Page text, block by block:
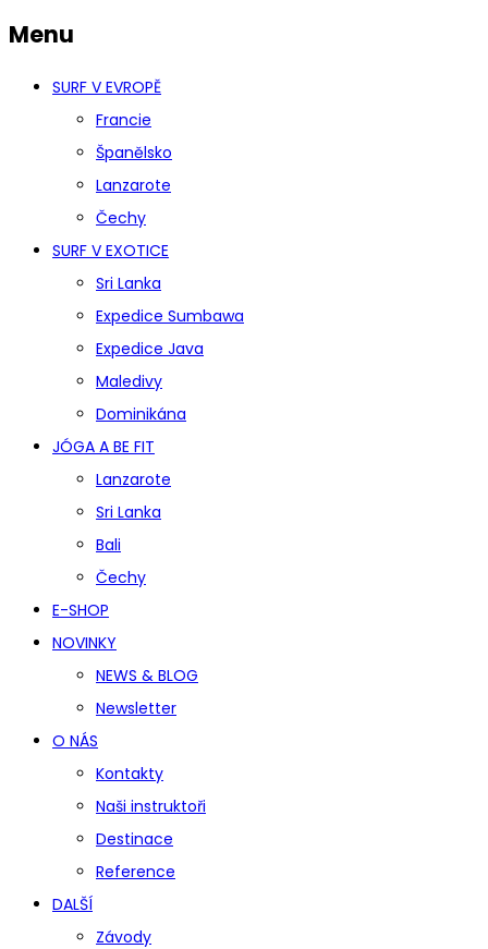
Menu
SURF V EVROPĚ
Francie
Španělsko
Lanzarote
Čechy
SURF V EXOTICE
Sri Lanka
Expedice Sumbawa
Expedice Java
Maledivy
Dominikána
JÓGA A BE FIT
Lanzarote
Sri Lanka
Bali
Čechy
E-SHOP
NOVINKY
NEWS & BLOG
Newsletter
O NÁS
Kontakty
Naši instruktoři
Destinace
Reference
DALŠÍ
Závody